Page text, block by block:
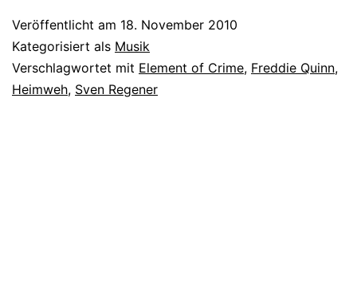
Veröffentlicht am 18. November 2010
Kategorisiert als Musik
Verschlagwortet mit Element of Crime, Freddie Quinn,
Heimweh, Sven Regener